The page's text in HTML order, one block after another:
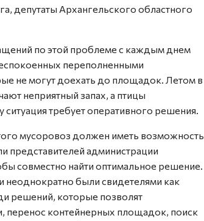
депутаты Архангельского областного
по этой проблеме с каждым днем
переполненными
не могут доехать до площадок. Летом в
неприятный запах, а птицы
требует оперативного решения.
мусоровоз должен иметь возможность
представителей администрации
совместно найти оптимальное решение.
были свидетелями как
решений, которые позволят
перенос контейнерных площадок, поиск